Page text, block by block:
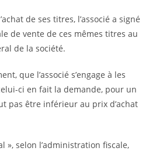
de ses titres, l’associé a signé
de vente de ces mêmes titres au
de la société.
que l’associé s’engage à les
ci en fait la demande, pour un
pas être inférieur au prix d’achat
», selon l’administration fiscale,